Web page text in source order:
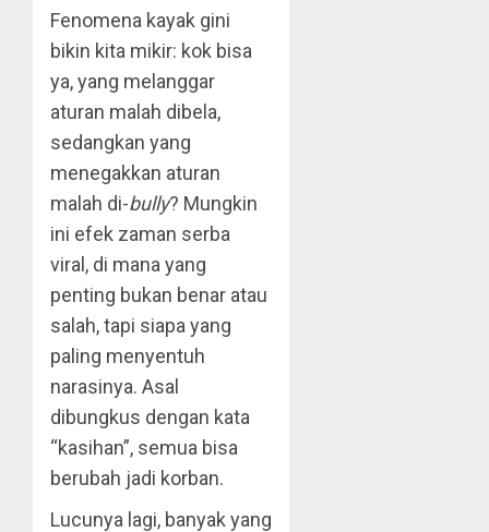
Fenomena kayak gini
bikin kita mikir: kok bisa
ya, yang melanggar
aturan malah dibela,
sedangkan yang
menegakkan aturan
malah di-bully? Mungkin
ini efek zaman serba
viral, di mana yang
penting bukan benar atau
salah, tapi siapa yang
paling menyentuh
narasinya. Asal
dibungkus dengan kata
“kasihan”, semua bisa
berubah jadi korban.
Lucunya lagi, banyak yang